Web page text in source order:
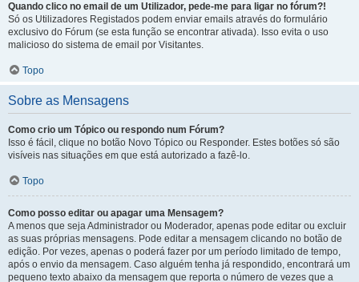
Quando clico no email de um Utilizador, pede-me para ligar no fórum?!
Só os Utilizadores Registados podem enviar emails através do formulário
exclusivo do Fórum (se esta função se encontrar ativada). Isso evita o uso
malicioso do sistema de email por Visitantes.
Topo
Sobre as Mensagens
Como crio um Tópico ou respondo num Fórum?
Isso é fácil, clique no botão Novo Tópico ou Responder. Estes botões só são
visíveis nas situações em que está autorizado a fazê-lo.
Topo
Como posso editar ou apagar uma Mensagem?
A menos que seja Administrador ou Moderador, apenas pode editar ou excluir
as suas próprias mensagens. Pode editar a mensagem clicando no botão de
edição. Por vezes, apenas o poderá fazer por um período limitado de tempo,
após o envio da mensagem. Caso alguém tenha já respondido, encontrará um
pequeno texto abaixo da mensagem que reporta o número de vezes que a